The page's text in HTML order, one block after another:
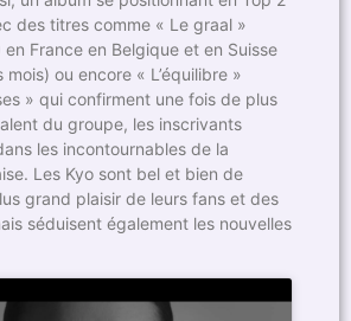
des titres comme « Le graal »
en France en Belgique et en Suisse
ou encore « L’équilibre »
» qui confirment une fois de plus
du groupe, les inscrivants
les incontournables de la
Les Kyo sont bel et bien de
grand plaisir de leurs fans et des
séduisent également les nouvelles